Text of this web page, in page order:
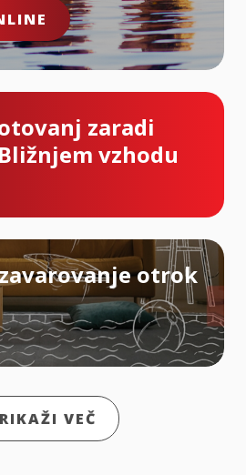
zaradi
vzhodu
otrok
VEČ